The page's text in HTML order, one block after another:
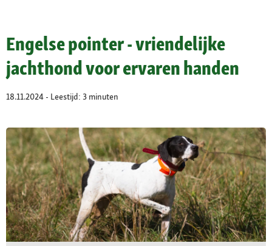
Engelse pointer - vriendelijke
jachthond voor ervaren handen
18.11.2024 - Leestijd: 3 minuten